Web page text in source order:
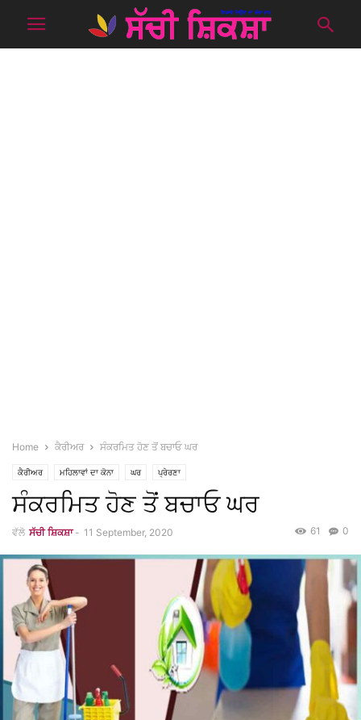
Home ਕੈਰੀਅਰ ਸੰਕਰਮਿਤ ਹੋਣ ਤੋਂ ਬਚਾਓ ਘਰ
ਕੈਰੀਅਰ ਮਹਿਲਾਵਾਂ ਦਾ ਕੋਨਾ ਘਰ ਪ੍ਰੇਰਣਾ
ਸੰਕਰਮਿਤ ਹੋਣ ਤੋਂ ਬਚਾਓ ਘਰ
ਵੱਲੋ ਸੱਚੀ ਸ਼ਿਕਸ਼ਾ - 11 September, 2020 0
61